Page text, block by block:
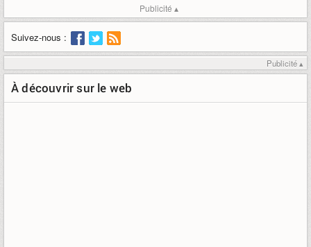
Publicité ▴
Suivez-nous :
Publicité ▴
À découvrir sur le web